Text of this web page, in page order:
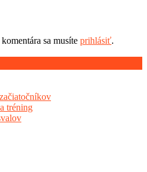
sa musíte prihlásiť.
tréning